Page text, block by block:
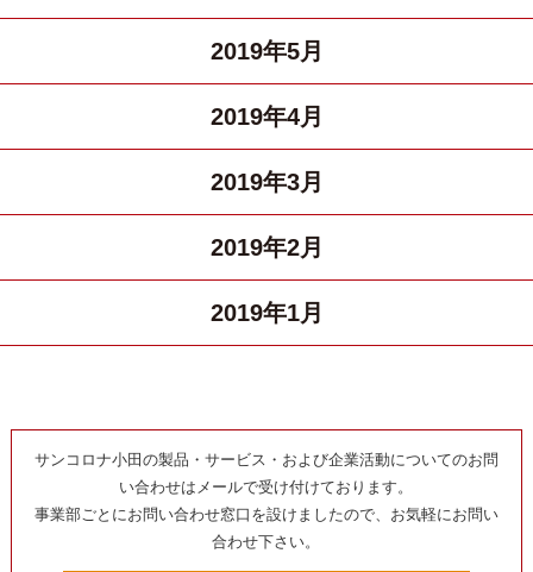
2019年5月
2019年4月
2019年3月
2019年2月
2019年1月
サンコロナ小田の製品・サービス・および企業活動についてのお問
い合わせはメールで受け付けております。
事業部ごとにお問い合わせ窓口を設けましたので、お気軽にお問い
合わせ下さい。